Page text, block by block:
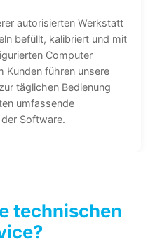
autorisierten Werkstatt
befüllt, kalibriert und mit
Computer
Kunden führen unsere
täglichen Bedienung
umfassende
Software.
technischen